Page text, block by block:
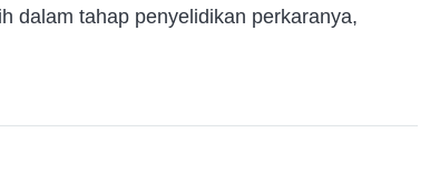
dalam tahap penyelidikan perkaranya,